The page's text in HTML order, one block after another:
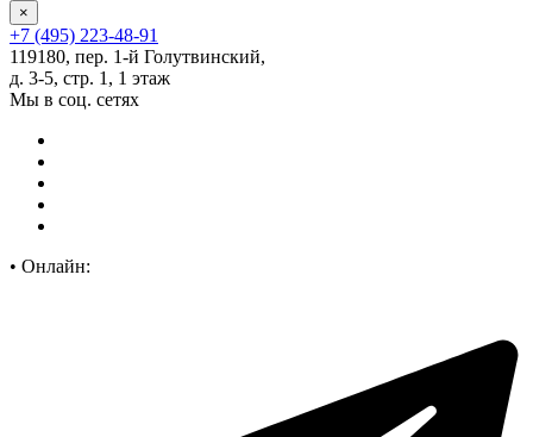
×
+7 (495) 223-48-91
119180, пер. 1-й Голутвинский,
д. 3-5, стр. 1, 1 этаж
Мы в соц. сетях
• Онлайн: